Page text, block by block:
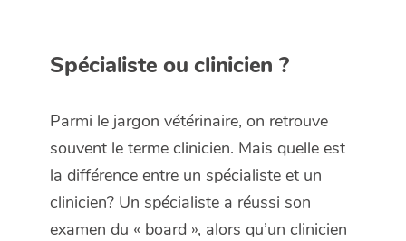
Spécialiste ou clinicien ?
Parmi le jargon vétérinaire, on retrouve
souvent le terme clinicien. Mais quelle est
la différence entre un spécialiste et un
clinicien? Un spécialiste a réussi son
examen du « board », alors qu’un clinicien